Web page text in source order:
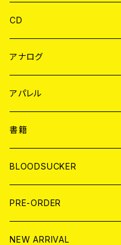
CD
JAPAN
WORLD
アナログ
JAPAN
７EP
LP
WORLD
7EP
LP
アパレル
JAPAN
T-shirt
HOOD
WORLD
T-shirt
HOOD
書籍
MAGAZINE
BOLLOCKS
EL ZINE
写真集 (PHOTOBOOK)
BLOODSUCKER
CD
アナログ
PRE-ORDER
NEW ARRIVAL